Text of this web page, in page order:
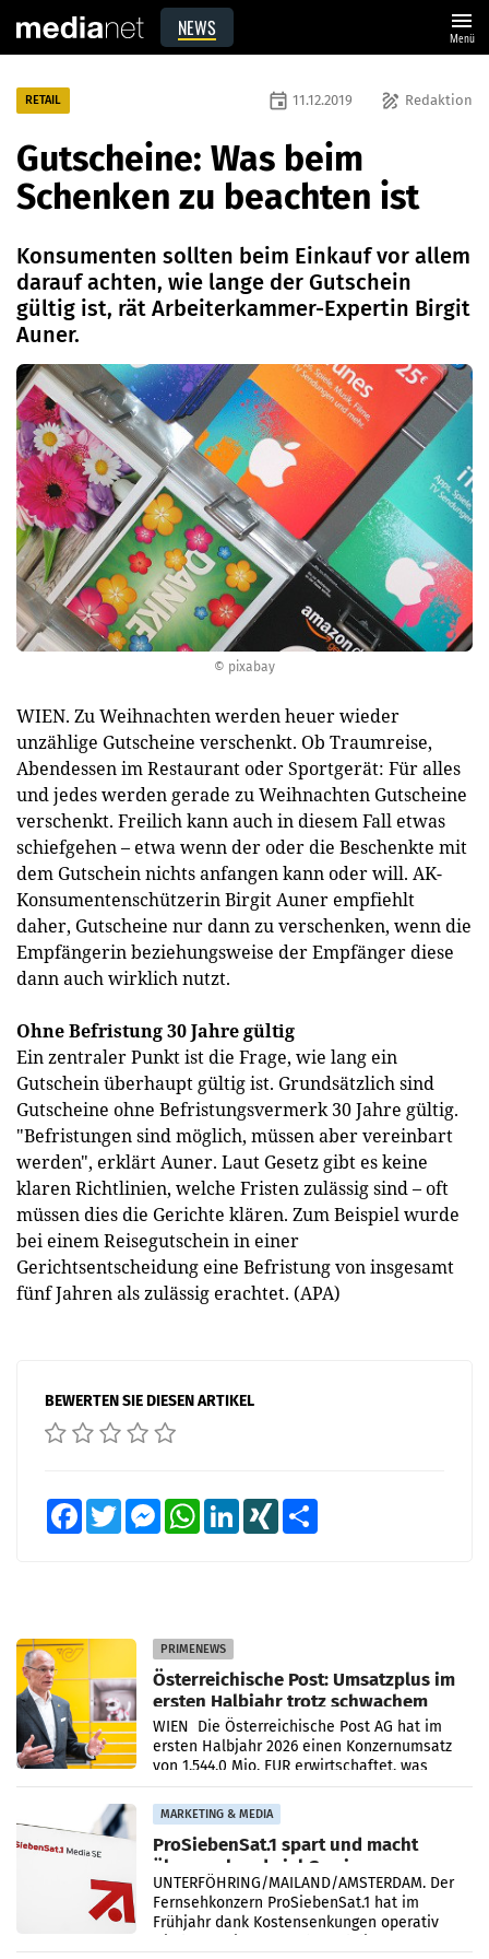
NEWS menu
Menü
© pixabay
RETAIL draw Redaktion
event 11.12.2019
Gutscheine: Was beim
Schenken zu beachten ist
Konsumenten sollten beim Einkauf vor allem
darauf achten, wie lange der Gutschein
gültig ist, rät Arbeiterkammer-Expertin Birgit
Auner.
WIEN. Zu Weihnachten werden heuer wieder
unzählige Gutscheine verschenkt. Ob Traumreise,
Abendessen im Restaurant oder Sportgerät: Für alles
und jedes werden gerade zu Weihnachten Gutscheine
verschenkt. Freilich kann auch in diesem Fall etwas
schiefgehen – etwa wenn der oder die Beschenkte mit
dem Gutschein nichts anfangen kann oder will. AK-
Konsumentenschützerin Birgit Auner empfiehlt
daher, Gutscheine nur dann zu verschenken, wenn die
Empfängerin beziehungsweise der Empfänger diese
dann auch wirklich nutzt.
Ohne Befristung 30 Jahre gültig
Ein zentraler Punkt ist die Frage, wie lang ein
Gutschein überhaupt gültig ist. Grundsätzlich sind
Gutscheine ohne Befristungsvermerk 30 Jahre gültig.
"Befristungen sind möglich, müssen aber vereinbart
werden", erklärt Auner. Laut Gesetz gibt es keine
klaren Richtlinien, welche Fristen zulässig sind – oft
müssen dies die Gerichte klären. Zum Beispiel wurde
bei einem Reisegutschein in einer
Gerichtsentscheidung eine Befristung von insgesamt
fünf Jahren als zulässig erachtet. (APA)
BEWERTEN SIE DIESEN ARTIKEL
FacebookTwitter MessengerWhatsAppLinkedInXING
PRIMENEWS
Österreichische Post: Umsatzplus im
ersten Halbjahr trotz schwachem
Briefgeschäft
WIEN Die Österreichische Post AG hat im
ersten Halbjahr 2026 einen Konzernumsatz
von 1.544,0 Mio. EUR erwirtschaftet, was
einem Plus von 3,8 Prozent gegenüber dem
Vergleichszeitraum
MARKETING & MEDIA
ProSiebenSat.1 spart und macht
überraschend viel Gewinn
UNTERFÖHRING/MAILAND/AMSTERDAM. Der
Fernsehkonzern ProSiebenSat.1 hat im
Frühjahr dank Kostensenkungen operativ